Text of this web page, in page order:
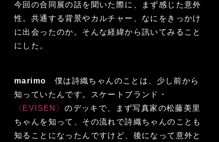
今回の合同展の話を聞いた際に、まず感じた意外
性。共通する背景やカルチャー、なにをきっかけ
に出会ったのか。そんな経緯から訊いてみること
にした。
marimo 僕は詩織ちゃんのことは、少し前から
知っていたんです。スケートブランド・
〈EVISEN〉のデッキで、まず写真家の松藤美里
ちゃんを知って、その流れで詩織ちゃんのことも
知ることになったんですけど、後になって意外と